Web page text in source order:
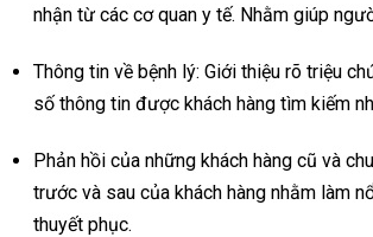
nhận từ các cơ quan y tế. Nhằm giúp
Thông tin về bệnh lý: Giới thiệu rõ triệu
số thông tin được khách hàng tìm kiếm
Phản hồi của những khách hàng cũ và
trước và sau của khách hàng nhằm làm
thuyết phục.